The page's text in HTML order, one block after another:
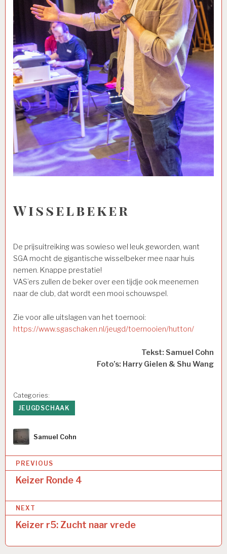
Wisselbeker
De prijsuitreiking was sowieso wel leuk geworden, want
SGA mocht de gigantische wisselbeker mee naar huis
nemen. Knappe prestatie!
VAS’ers zullen de beker over een tijdje ook meenemen
naar de club, dat wordt een mooi schouwspel.
Zie voor alle uitslagen van het toernooi:
https://www.sgaschaken.nl/jeugd/toernooien/hutton/
Tekst: Samuel Cohn
Foto’s: Harry Gielen & Shu Wang
Categories:
JEUGDSCHAAK
Author
Samuel Cohn
Bericht
navigatie
PREVIOUS
Keizer Ronde 4
NEXT
Keizer r5: Zucht naar vrede